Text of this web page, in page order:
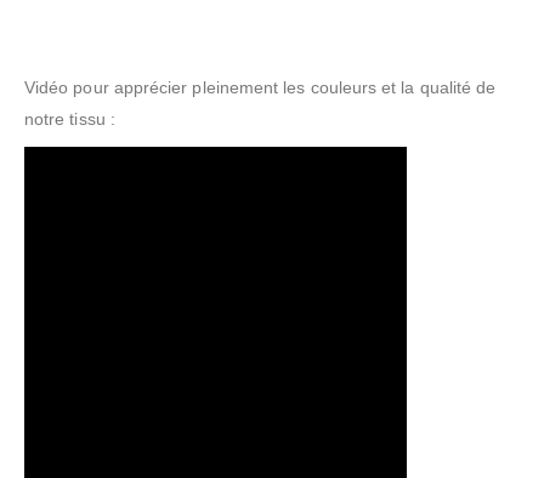
Vidéo pour apprécier pleinement les couleurs et la qualité de
notre tissu :